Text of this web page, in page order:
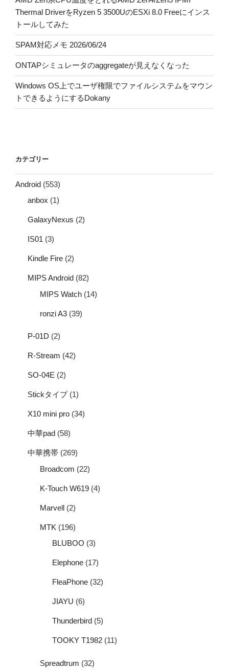
Thermal DriverをRyzen 5 3500UのESXi 8.0 Freeにインス
トールしてみた
SPAM対応メモ 2026/06/24
ONTAPシミュレータのaggregateが見えなくなった
Windows OS上でユーザ権限でファイルシステムをマウン
トできるようにするDokany
カテゴリー
Android (553)
anbox (1)
GalaxyNexus (2)
IS01 (3)
Kindle Fire (2)
MIPS Android (82)
MIPS Watch (14)
ronzi A3 (39)
P-01D (2)
R-Stream (42)
SO-04E (2)
Stickタイプ(1)
X10 mini pro (34)
中華pad (58)
中華携帯 (269)
Broadcom (22)
K-Touch W619 (4)
Marvell (2)
MTK (196)
BLUBOO (3)
Elephone (17)
FleaPhone (32)
JIAYU (6)
Thunderbird (5)
TOOKY T1982 (11)
Spreadtrum (32)